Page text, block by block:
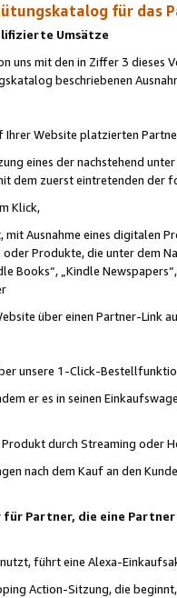
für das
Umsätze
uns mit den in Ziffer 3
beschriebenen
Website platzierten
eines der nachstehend
dem zuerst eintretenden der
Klick,
Ausnahme eines digitalen
Produkte, die unter dem
Books“, „Kindle
über einen Partner-Link
unsere 1-Click-
er es in seinen
durch Streaming oder
nach dem Kauf an den
Partner, die eine
führt eine Alexa-
Action-Sitzung, die